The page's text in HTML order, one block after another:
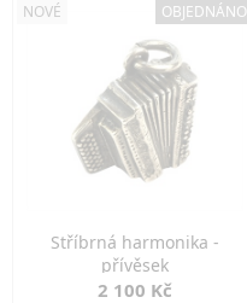
NOVÉ OBJEDNÁNO
Stříbrná harmonika -
přívěsek
2 100 Kč